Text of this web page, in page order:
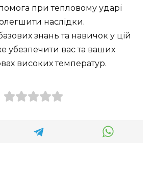
при тепловому ударі
наслідки.
знань та навичок у цій
убезпечити вас та ваших
високих температур.